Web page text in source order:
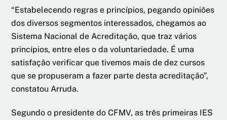
“Estabelecendo regras e princípios, pegando opiniões
dos diversos segmentos interessados, chegamos ao
Sistema Nacional de Acreditação, que traz vários
princípios, entre eles o da voluntariedade. É uma
satisfação verificar que tivemos mais de dez cursos
que se propuseram a fazer parte desta acreditação”,
constatou Arruda.
Segundo o presidente do CFMV, as três primeiras IES